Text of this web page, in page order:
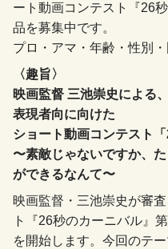
ート動画コンテスト『26
品を募集中です。
プロ・アマ・年齢・性別
〈趣旨〉
映画監督 三池崇史による
表現者向に向けた
ショート動画コンテスト
〜素敵じゃないですか、
ができるなんて〜
映画監督・三池崇史が審
ト『26秒のカーニバル』
を開始します。今回のテ